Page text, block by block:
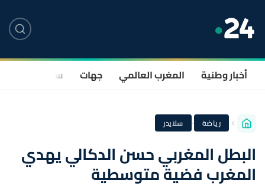
أخبار وطنية المغرب العالمي جهات سياسة
رياضة · سلايدر
البطل المغربي حسن الدكالي يهدي
المغرب فضية متوسطية